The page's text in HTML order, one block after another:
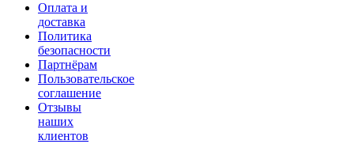
Оплата и
доставка
Политика
безопасности
Партнёрам
Пользовательское
соглашение
Отзывы
наших
клиентов